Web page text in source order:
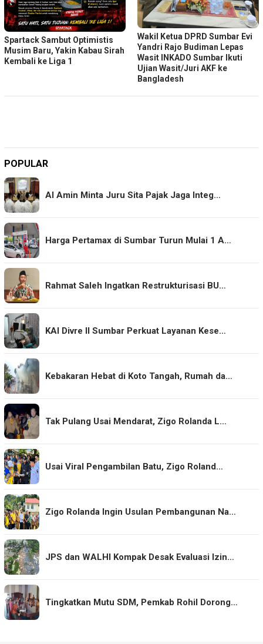
Spartack Sambut Optimistis
Musim Baru, Yakin Kabau Sirah
Kembali ke Liga 1
Wakil Ketua DPRD Sumbar Evi
Yandri Rajo Budiman Lepas
Wasit INKADO Sumbar Ikuti
Ujian Wasit/Juri AKF ke
Bangladesh
POPULAR
Al Amin Minta Juru Sita Pajak Jaga Integ…
Harga Pertamax di Sumbar Turun Mulai 1 A…
Rahmat Saleh Ingatkan Restrukturisasi BU…
KAI Divre II Sumbar Perkuat Layanan Kese…
Kebakaran Hebat di Koto Tangah, Rumah da…
Tak Pulang Usai Mendarat, Zigo Rolanda L…
Usai Viral Pengambilan Batu, Zigo Roland…
Zigo Rolanda Ingin Usulan Pembangunan Na…
JPS dan WALHI Kompak Desak Evaluasi Izin…
Tingkatkan Mutu SDM, Pemkab Rohil Dorong…